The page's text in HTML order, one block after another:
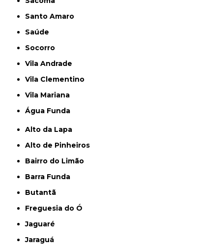
Santo Amaro
Saúde
Socorro
Vila Andrade
Vila Clementino
Vila Mariana
Água Funda
Alto da Lapa
Alto de Pinheiros
Bairro do Limão
Barra Funda
Butantã
Freguesia do Ó
Jaguaré
Jaraguá